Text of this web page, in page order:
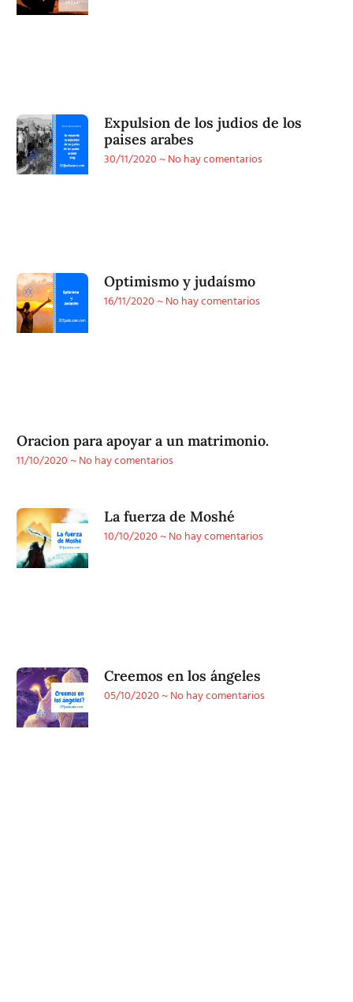
Expulsion de los judios de los
paises arabes
30/11/2020 No hay comentarios
Optimismo y judaísmo
16/11/2020 No hay comentarios
Oracion para apoyar a un matrimonio.
11/10/2020 No hay comentarios
La fuerza de Moshé
10/10/2020 No hay comentarios
Creemos en los ángeles
05/10/2020 No hay comentarios